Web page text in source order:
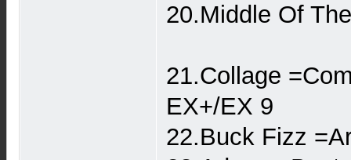
20.Middle Of
21.Collage
EX+/EX 9
22.Buck Fizz